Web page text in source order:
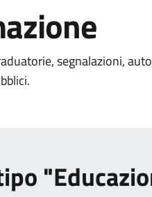
segnalazioni,